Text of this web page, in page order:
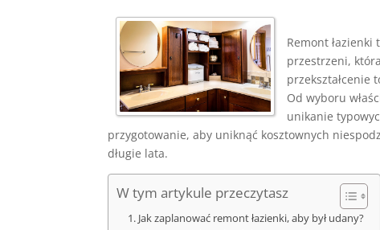
Remont
przestrzeni,
przekształcenie
Od wyboru
unikanie
przygotowanie, aby uniknąć kosztownych
długie lata.
W tym artykule przeczytasz
Jak zaplanować remont łazienki, aby był udany?